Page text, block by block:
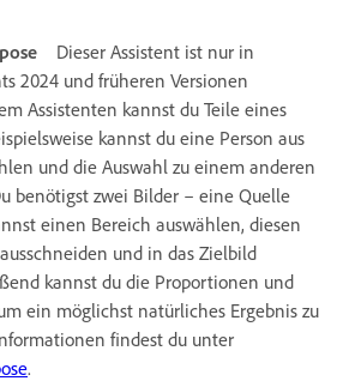
Dieser Assistent ist nur in
2024 und früheren Versionen
Assistenten kannst du Teile eines
kannst du eine Person aus
und die Auswahl zu einem anderen
benötigst zwei Bilder – eine Quelle
einen Bereich auswählen, diesen
und in das Zielbild
kannst du die Proportionen und
ein möglichst natürliches Ergebnis zu
findest du unter
.